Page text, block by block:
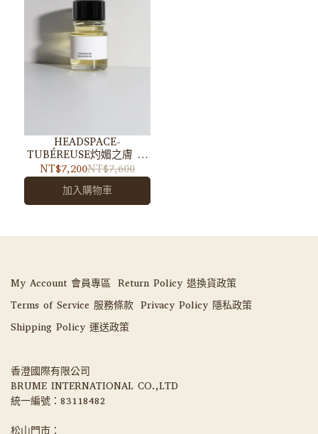
HEADSPACE-
TUBÉREUSE灼媚之膚 淡
香精
NT$7,200NT$7,600
加入購物車
My Account 會員專區 Return Policy 退換貨政策
Terms of Service 服務條款 Privacy Policy 隱私政策
Shipping Policy 運送政策
香澄國際有限公司
BRUME INTERNATIONAL CO.,LTD
統一編號：83118482
松山門市：